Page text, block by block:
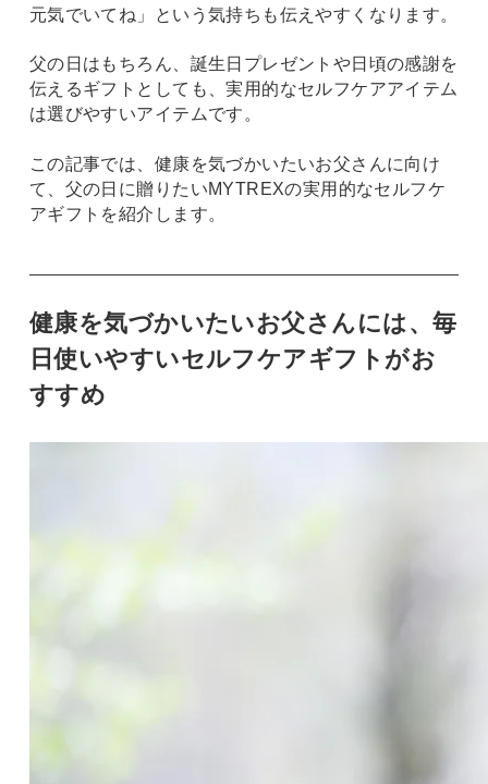
元気でいてね」という気持ちも伝えやすくなります。
父の日はもちろん、誕生日プレゼントや日頃の感謝を
伝えるギフトとしても、実用的なセルフケアアイテム
は選びやすいアイテムです。
この記事では、健康を気づかいたいお父さんに向け
て、父の日に贈りたいMYTREXの実用的なセルフケ
アギフトを紹介します。
健康を気づかいたいお父さんには、毎
日使いやすいセルフケアギフトがお
すすめ